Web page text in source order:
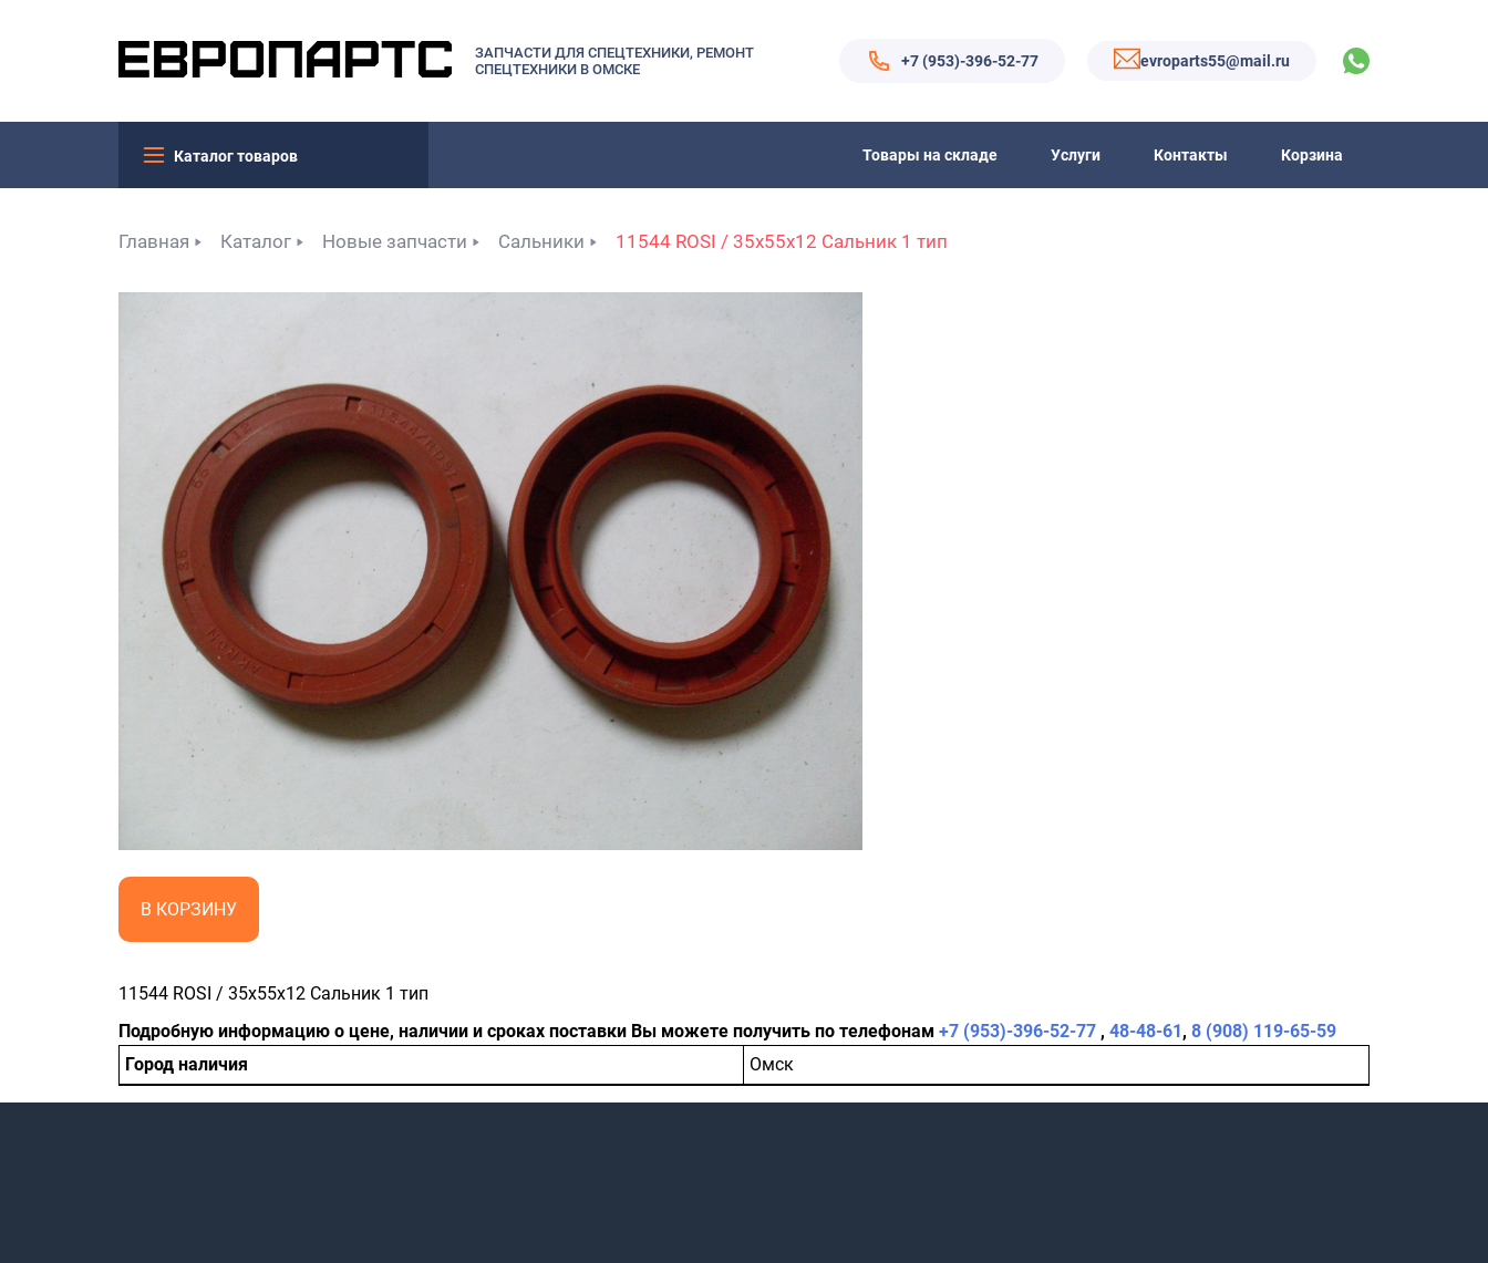
ЗАПЧАСТИ ДЛЯ СПЕЦТЕХНИКИ, РЕМОНТ
СПЕЦТЕХНИКИ В ОМСКЕ
+7 (953)-396-52-77 evroparts55@mail.ru
Каталог товаров Товары на складе Услуги Контакты Корзина
Главная Каталог Новые запчасти Сальники 11544 ROSI / 35x55x12 Сальник 1 тип
В КОРЗИНУ
11544 ROSI / 35x55x12 Сальник 1 тип
Подробную информацию о цене, наличии и сроках поставки Вы можете получить по телефонам +7 (953)-396-52-77 , 48-48-61, 8 (908) 119-65-59
Город наличия
Омск